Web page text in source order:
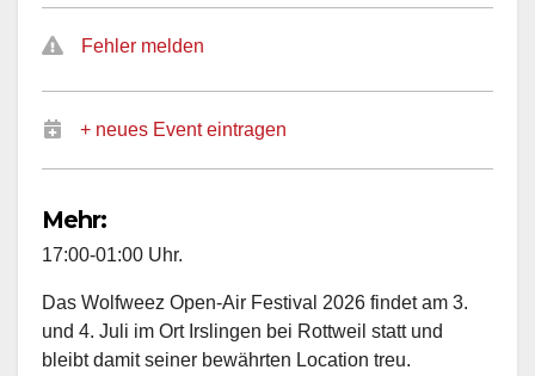
Fehler melden
+ neues Event eintragen
Mehr:
17:00-01:00 Uhr.
Das Wolfweez Open-Air Festival 2026 findet am 3.
und 4. Juli im Ort Irslingen bei Rottweil statt und
bleibt damit seiner bewährten Location treu.